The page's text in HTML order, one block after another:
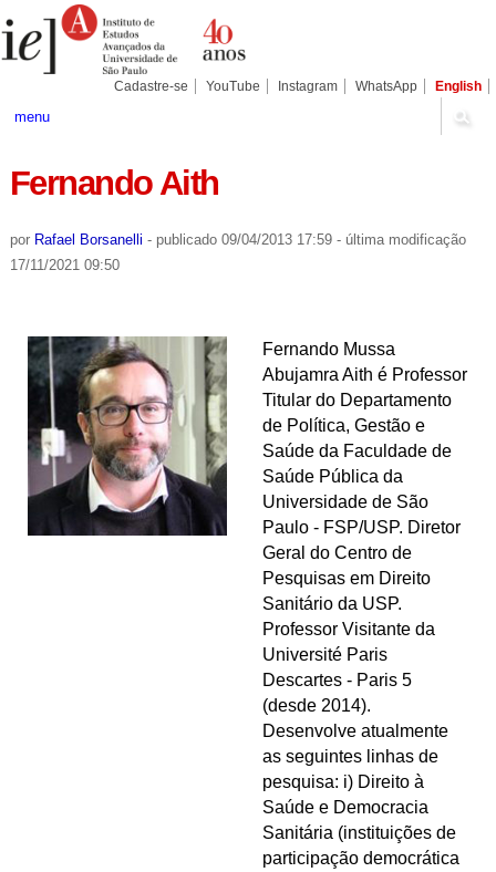
para
conteúdo.
Pessoais
Cadastre-se YouTube Instagram WhatsApp English
menu
Fernando Aith
por Rafael Borsanelli - publicado09/04/2013 17:59 - última modificação
17/11/2021 09:50
Fernando Mussa
Abujamra Aith é Professor
Titular do Departamento
de Política, Gestão e
Saúde da Faculdade de
Saúde Pública da
Universidade de São
Paulo - FSP/USP. Diretor
Geral do Centro de
Pesquisas em Direito
Sanitário da USP.
Professor Visitante da
Université Paris
Descartes - Paris 5
(desde 2014).
Desenvolve atualmente
as seguintes linhas de
pesquisa: i) Direito à
Saúde e Democracia
Sanitária (instituições de
participação democrática